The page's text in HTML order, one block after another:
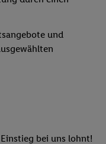
und
bei uns lohnt!